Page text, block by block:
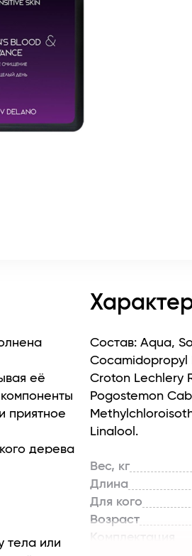
её
приятное
дерева
тела или
Состав: Aqua,
Cocamidopropyl
Croton Lechlery
Pogostemon
Linalool.
Вес, кг
Длина
Для кого
Возраст
Комплектация